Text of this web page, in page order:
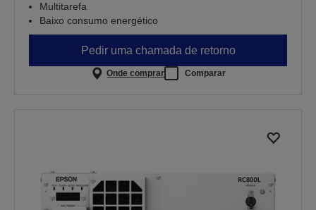
Multitarefa
Baixo consumo energético
Pedir uma chamada de retorno
Onde comprar Comparar